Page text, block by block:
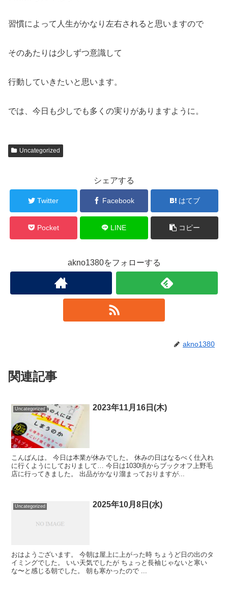
習慣によって人生がかなり左右されると思いますので
そのあたりは少しずつ意識して
行動していきたいと思います。
では、今日も少しでも多くの実りがありますように。
Uncategorized
シェアする
Twitter Facebook はてブ
Pocket LINE コピー
akno1380をフォローする
akno1380
関連記事
Uncategorized 2023年11月16日(木)
こんばんは。 今日は本業が休みでした。 休みの日はなるべく仕入れ
に行くようにしておりまして… 今日は1030頃からブックオフ上野毛
店に行ってきました。 出品がかなり溜まっておりますが...
Uncategorized 2025年10月8日(水)
おはようございます。 今朝は屋上に上がった時 ちょうど日の出のタ
イミングでした。 いい天気でしたが ちょっと長袖じゃないと寒い
な〜と感じる朝でした。 朝も寒かったので ...